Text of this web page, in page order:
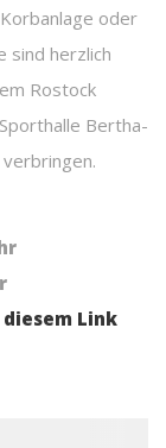
oder
sind herzlich
Rostock
Bertha-
diesem Link